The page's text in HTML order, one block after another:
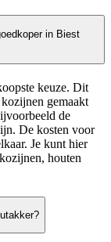
in Biest
keuze. Dit
gemaakt
de
De kosten voor
Je kunt hier
houten